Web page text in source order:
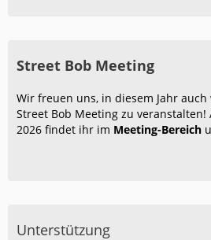
Street Bob Meeting
Wir freuen uns, in diesem Jahr
Street Bob Meeting zu
2026 findet ihr im Meeting-Bereich
Unterstützung